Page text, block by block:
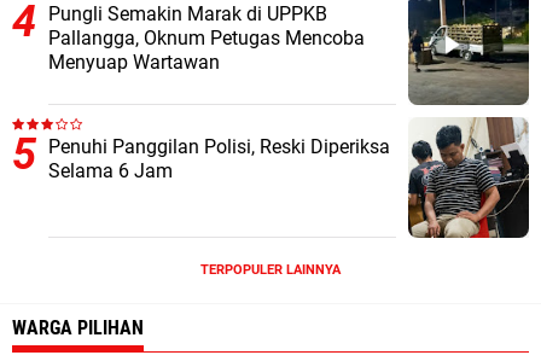
Pungli Semakin Marak di UPPKB
Pallangga, Oknum Petugas Mencoba
Menyuap Wartawan
Penuhi Panggilan Polisi, Reski Diperiksa
Selama 6 Jam
TERPOPULER LAINNYA
WARGA PILIHAN